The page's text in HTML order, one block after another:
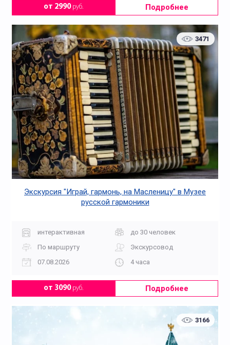
от 2990руб. Подробнее
3471
Экскурсия "Играй, гармонь, на Масленицу" в Музее
русской гармоники
интерактивная
до 30 человек
По маршруту
Экскурсовод
07.08.2026
4 часа
от 3090руб. Подробнее
3166